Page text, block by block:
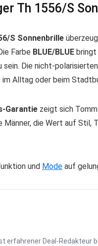
Th 1556/S
S Sonnenbrille
Farbe BLUE/BLUE
sein. Die nicht-
im Alltag oder beim
Garantie zeigt sich
die Wert auf Stil,
und Mode auf
erfahrener Deal-Redakteur